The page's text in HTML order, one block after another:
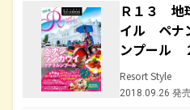
Ｒ１３ 地
イル ペナ
ンプール
Resort Style
2018.09.26 発